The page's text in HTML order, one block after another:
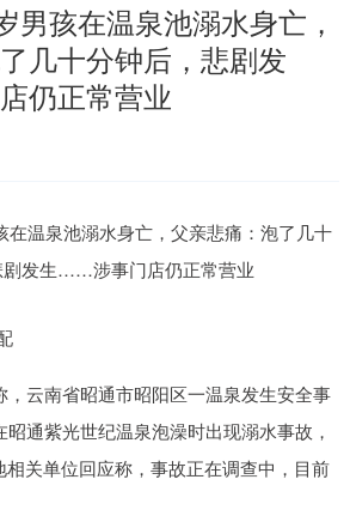
男孩在温泉池溺水身亡，
几十分钟后，悲剧发
仍正常营业
，云南省昭通市昭阳区一温泉发生安全事
通紫光世纪温泉泡澡时出现溺水事故，
相关单位回应称，事故正在调查中，目前